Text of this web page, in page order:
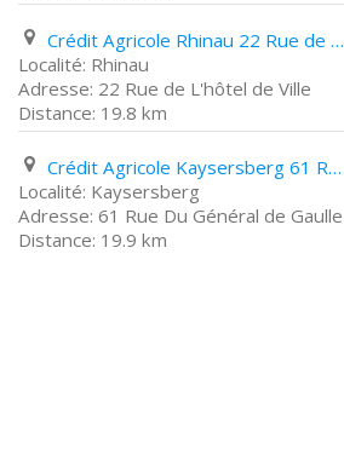
Crédit Agricole Rhinau 22 Rue de L'hôtel de Ville
Rhinau
22 Rue de L'hôtel de Ville
19.8 km
Crédit Agricole Kaysersberg 61 Rue Du Général de Gaulle
Kaysersberg
61 Rue Du Général de Gaulle
19.9 km